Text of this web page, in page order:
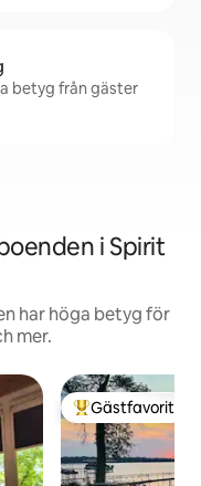
betyg från gäster
i Spirit
har höga betyg för
mer.
Populär
Gästfavorit